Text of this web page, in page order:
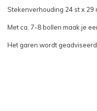
Stekenverhouding 24 st x 29
Met ca. 7-8 bollen maak je
Het garen wordt